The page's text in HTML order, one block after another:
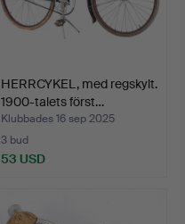
HERRCYKEL, med regskylt.
1900-talets först…
Klubbades 16 sep 2025
3 bud
53 USD